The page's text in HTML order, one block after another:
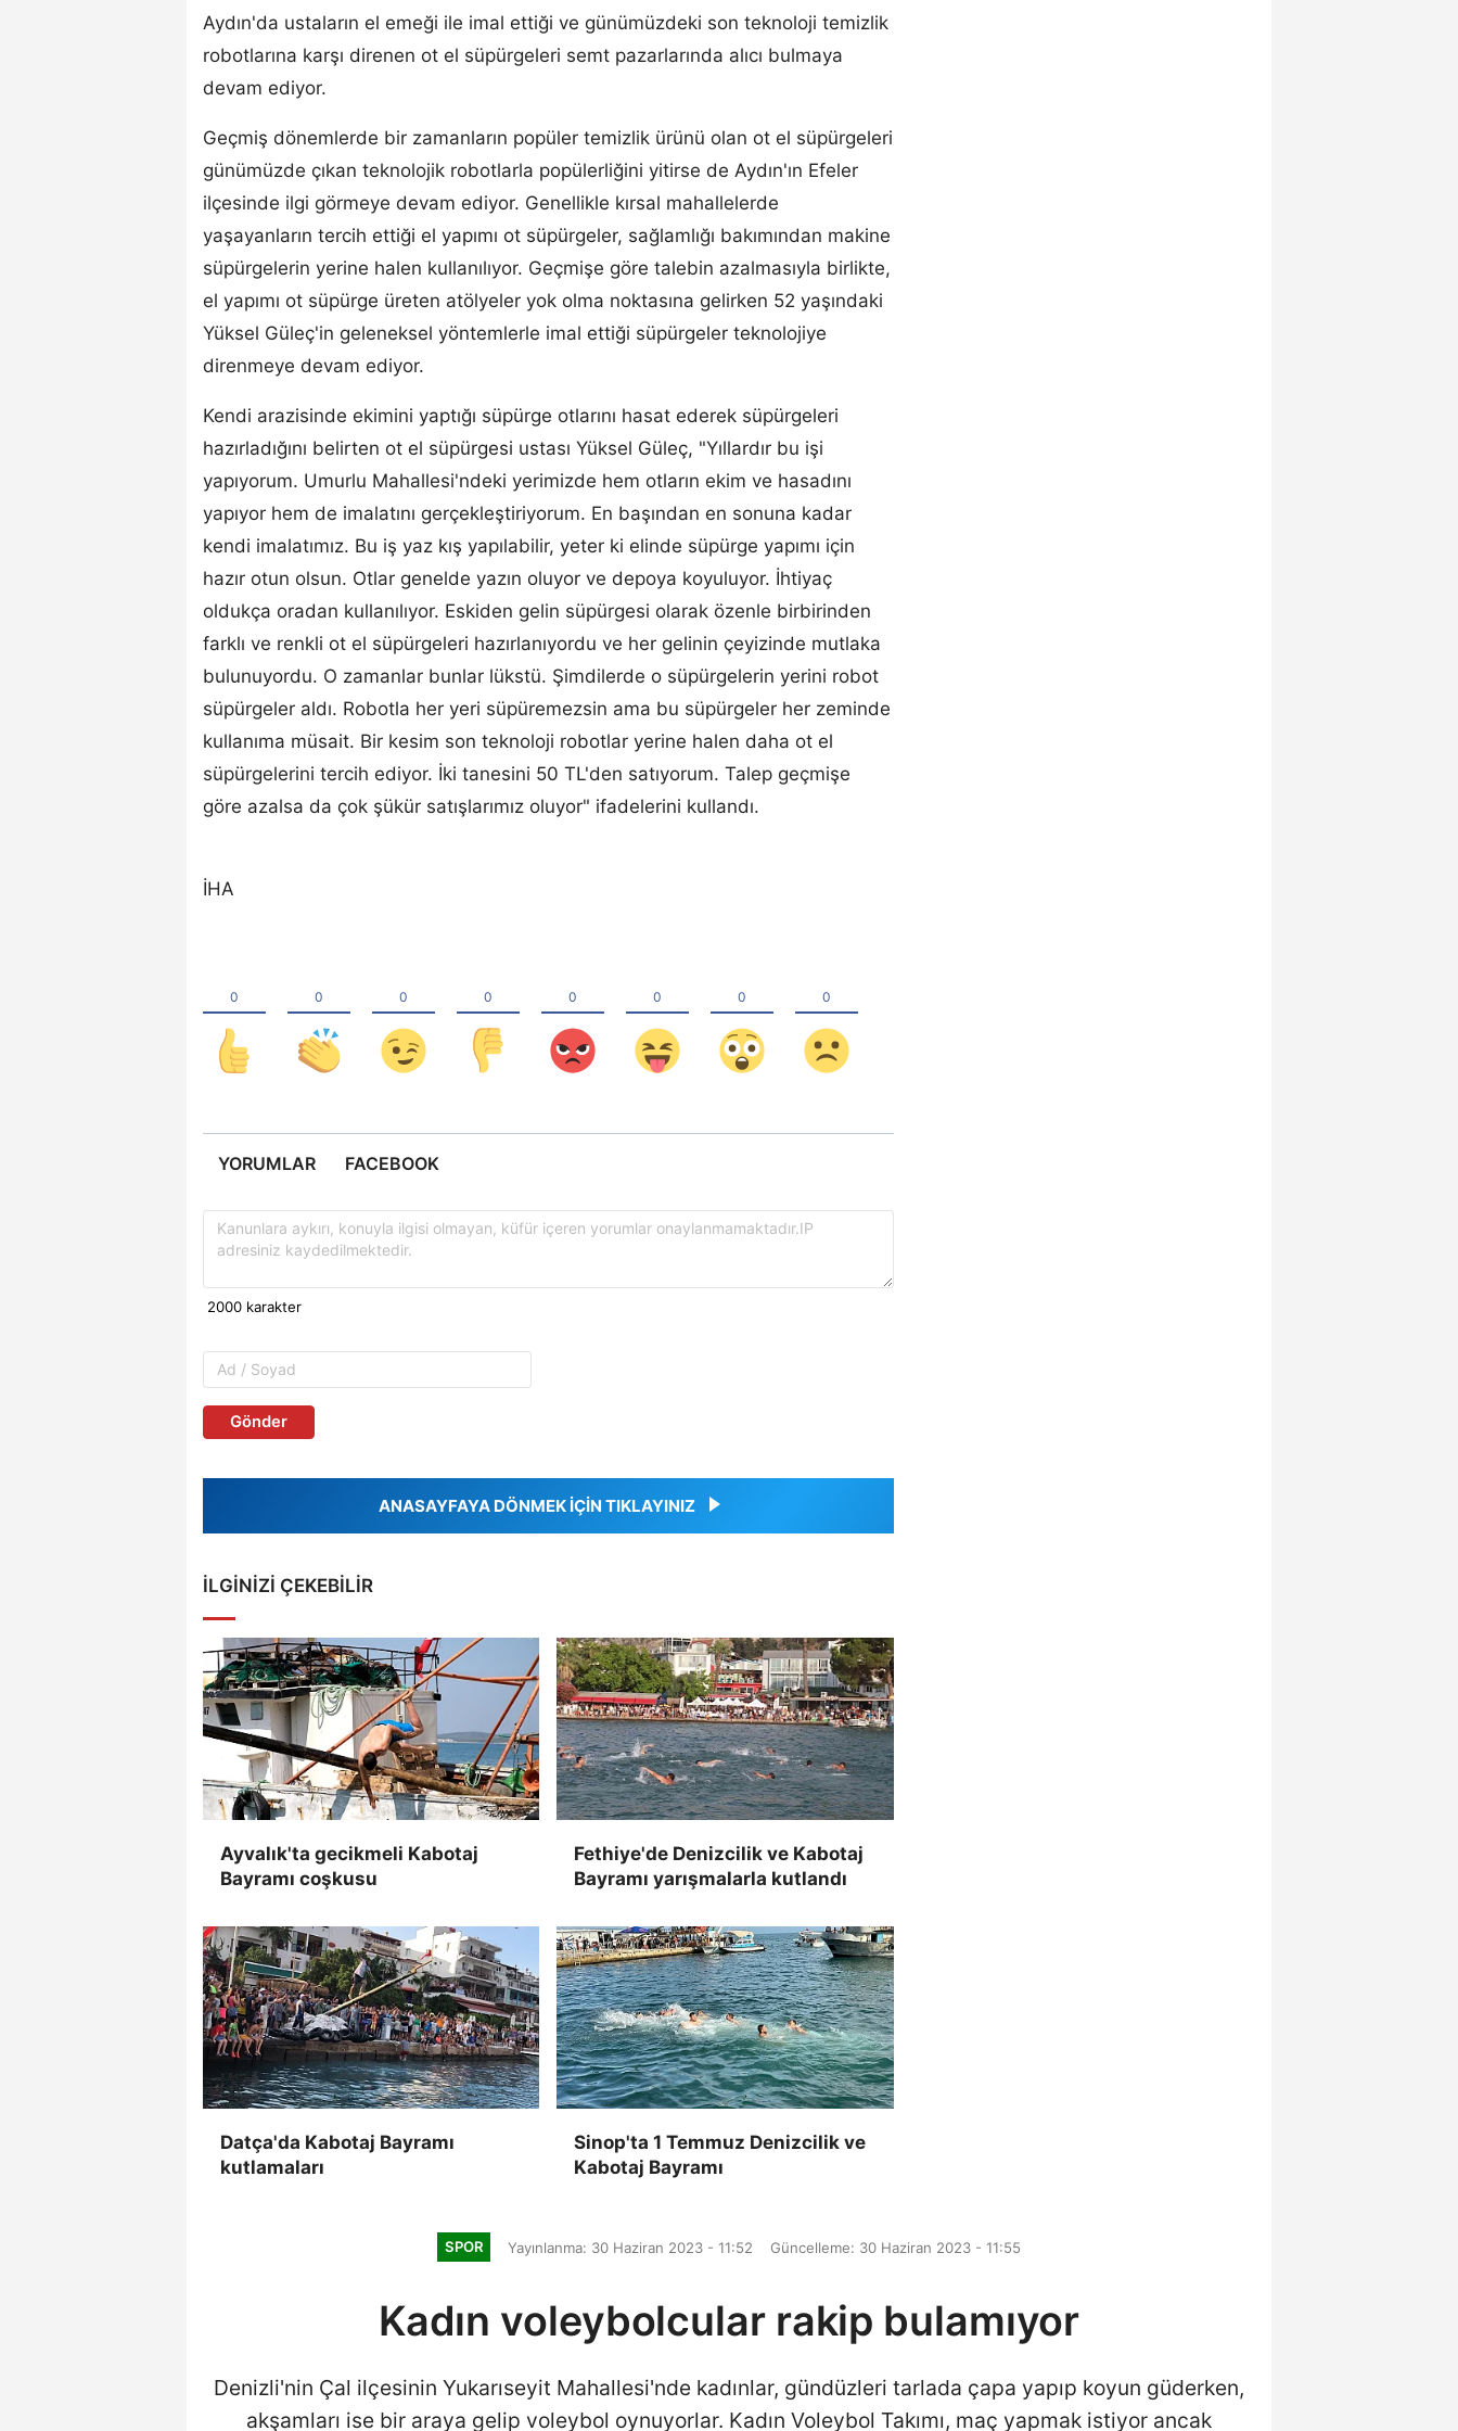
Aydın'da ustaların el emeği ile imal ettiği ve günümüzdeki son teknoloji temizlik
robotlarına karşı direnen ot el süpürgeleri semt pazarlarında alıcı bulmaya
devam ediyor.
Geçmiş dönemlerde bir zamanların popüler temizlik ürünü olan ot el süpürgeleri
günümüzde çıkan teknolojik robotlarla popülerliğini yitirse de Aydın'ın Efeler
ilçesinde ilgi görmeye devam ediyor. Genellikle kırsal mahallelerde
yaşayanların tercih ettiği el yapımı ot süpürgeler, sağlamlığı bakımından makine
süpürgelerin yerine halen kullanılıyor. Geçmişe göre talebin azalmasıyla birlikte,
el yapımı ot süpürge üreten atölyeler yok olma noktasına gelirken 52 yaşındaki
Yüksel Güleç'in geleneksel yöntemlerle imal ettiği süpürgeler teknolojiye
direnmeye devam ediyor.
Kendi arazisinde ekimini yaptığı süpürge otlarını hasat ederek süpürgeleri
hazırladığını belirten ot el süpürgesi ustası Yüksel Güleç, "Yıllardır bu işi
yapıyorum. Umurlu Mahallesi'ndeki yerimizde hem otların ekim ve hasadını
yapıyor hem de imalatını gerçekleştiriyorum. En başından en sonuna kadar
kendi imalatımız. Bu iş yaz kış yapılabilir, yeter ki elinde süpürge yapımı için
hazır otun olsun. Otlar genelde yazın oluyor ve depoya koyuluyor. İhtiyaç
oldukça oradan kullanılıyor. Eskiden gelin süpürgesi olarak özenle birbirinden
farklı ve renkli ot el süpürgeleri hazırlanıyordu ve her gelinin çeyizinde mutlaka
bulunuyordu. O zamanlar bunlar lükstü. Şimdilerde o süpürgelerin yerini robot
süpürgeler aldı. Robotla her yeri süpüremezsin ama bu süpürgeler her zeminde
kullanıma müsait. Bir kesim son teknoloji robotlar yerine halen daha ot el
süpürgelerini tercih ediyor. İki tanesini 50 TL'den satıyorum. Talep geçmişe
göre azalsa da çok şükür satışlarımız oluyor" ifadelerini kullandı.
İHA
YORUMLAR FACEBOOK
Gönder
ANASAYFAYA DÖNMEK İÇİN TIKLAYINIZ
İLGINIZI ÇEKEBILIR
Ayvalık'ta gecikmeli Kabotaj
Bayramı coşkusu
Fethiye'de Denizcilik ve Kabotaj
Bayramı yarışmalarla kutlandı
Datça'da Kabotaj Bayramı
kutlamaları
Sinop'ta 1 Temmuz Denizcilik ve
Kabotaj Bayramı
SPOR Yayınlanma: 30 Haziran 2023 - 11:52 Güncelleme: 30 Haziran 2023 - 11:55
Kadın voleybolcular rakip bulamıyor
Denizli'nin Çal ilçesinin Yukarıseyit Mahallesi'nde kadınlar, gündüzleri tarlada çapa yapıp koyun güderken,
akşamları ise bir araya gelip voleybol oynuyorlar. Kadın Voleybol Takımı, maç yapmak istiyor ancak